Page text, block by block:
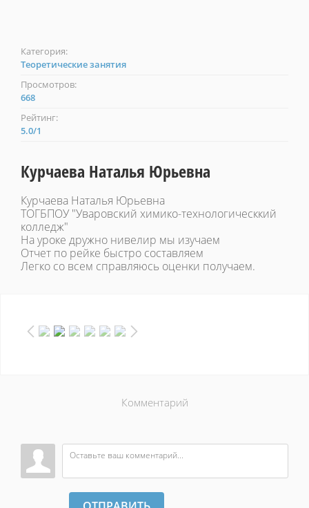
Категория:
Теоретические занятия
Просмотров:
668
Рейтинг:
5.0/1
Курчаева Наталья Юрьевна
Курчаева Наталья Юрьевна
ТОГБПОУ "Уваровский химико-технологическкий
колледж"
На уроке дружно нивелир мы изучаем
Отчет по рейке быстро составляем
Легко со всем справляюсь оценки получаем.
Комментарий